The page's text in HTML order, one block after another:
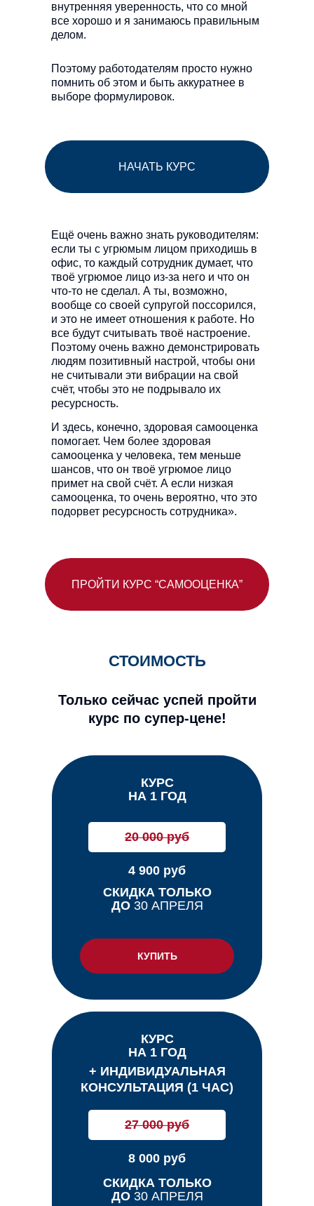
Ещё очень важно знать руководителям:
если ты с угрюмым лицом приходишь в
офис, то каждый сотрудник думает, что
твоё угрюмое лицо из-за него и что он
что-то не сделал. А ты, возможно,
вообще со своей супругой поссорился,
и это не имеет отношения к работе. Но
все будут считывать твоё настроение.
Поэтому очень важно демонстрировать
людям позитивный настрой, чтобы они
не считывали эти вибрации на свой
счёт, чтобы это не подрывало их
ресурсность.
И здесь, конечно, здоровая самооценка
помогает. Чем более здоровая
самооценка у человека, тем меньше
шансов, что он твоё угрюмое лицо
примет на свой счёт. А если низкая
самооценка, то очень вероятно, что это
подорвет ресурсность сотрудника».
внутренняя уверенность, что со мной
все хорошо и я занимаюсь правильным
делом.
Поэтому работодателям просто нужно
помнить об этом и быть аккуратнее в
выборе формулировок.
НАЧАТЬ КУРС
ПРОЙТИ КУРС “САМООЦЕНКА”
СТОИМОСТЬ
Только сейчас успей пройти
курс по супер-цене!
КУРС
НА 6 МЕСЯЦЕВ
27 000 руб
КУРС
НА 1 ГОД
КУПИТЬ
20 000 руб
КУРС
НА 1 ГОД
+ ИНДИВИДУАЛЬНАЯ
КОНСУЛЬТАЦИЯ (1 ЧАС)
8 000 руб
4 900 руб
СКИДКА ТОЛЬКО
ДО 30 АПРЕЛЯ
СКИДКА ТОЛЬКО
ДО 30 АПРЕЛЯ